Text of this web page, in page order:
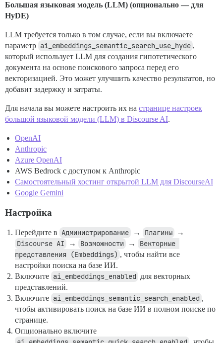
Большая языковая модель (LLM) (опционально — для
HyDE)
LLM требуется только в том случае, если вы включаете
параметр ai_embeddings_semantic_search_use_hyde ,
который использует LLM для создания гипотетического
документа на основе поискового запроса перед его
векторизацией. Это может улучшить качество результатов, но
добавит задержку и затраты.
Для начала вы можете настроить их на странице настроек
большой языковой модели (LLM) в Discourse AI.
OpenAI
Anthropic
Azure OpenAI
AWS Bedrock с доступом к Anthropic
Самостоятельный хостинг открытой LLM для DiscourseAI
Google Gemini
Настройка
Перейдите в Администрирование → Плагины →
Discourse AI → Возможности →
Векторные
представления (Embeddings) , чтобы найти все
настройки поиска на базе ИИ.
Включите ai_embeddings_enabled для векторных
представлений.
Включите ai_embeddings_semantic_search_enabled ,
чтобы активировать поиск на базе ИИ в полном поиске по
странице.
Опционально включите